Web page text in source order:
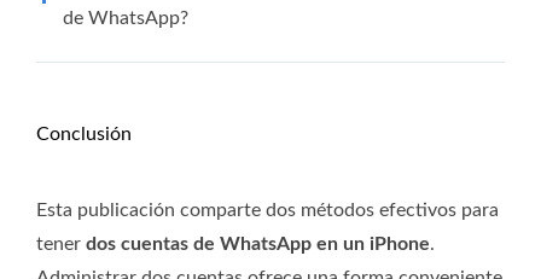
de WhatsApp?
Conclusión
Esta publicación comparte dos métodos efectivos para
tener dos cuentas de WhatsApp en un iPhone.